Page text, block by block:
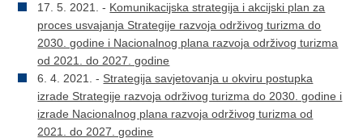
17. 5. 2021. - Komunikacijska strategija i akcijski plan za
proces usvajanja Strategije razvoja održivog turizma do
2030. godine i Nacionalnog plana razvoja održivog turizma
od 2021. do 2027. godine
6. 4. 2021. - Strategija savjetovanja u okviru postupka
izrade Strategije razvoja održivog turizma do 2030. godine i
izrade Nacionalnog plana razvoja održivog turizma od
2021. do 2027. godine